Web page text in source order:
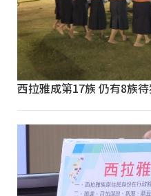
西拉雅成第17族 仍有8族